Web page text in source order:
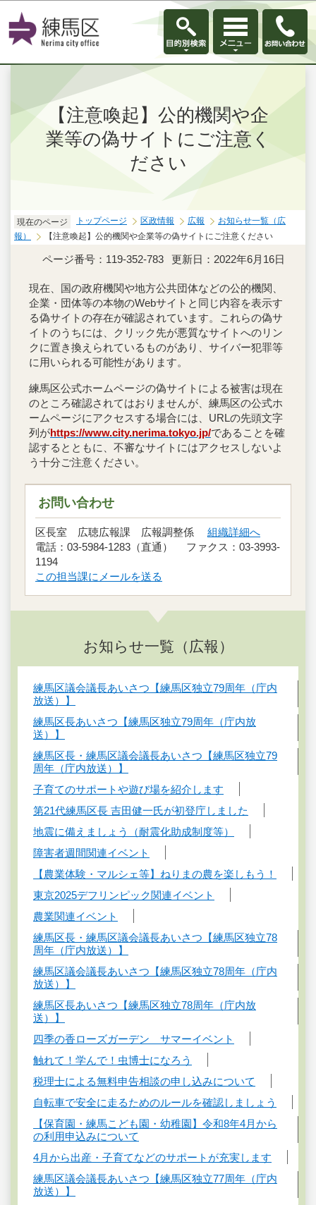
このページの本文へ移動
【注意喚起】公的機関や企
業等の偽サイトにご注意く
ださい
現在のページ トップページ 区政情報 広報
お知らせ一覧（広
報）
【注意喚起】公的機関や企業等の偽サイトにご注意ください
ページ番号：119-352-783 更新日：2022年6月16日
現在、国の政府機関や地方公共団体などの公的機関、
企業・団体等の本物のWebサイトと同じ内容を表示す
る偽サイトの存在が確認されています。これらの偽サ
イトのうちには、クリック先が悪質なサイトへのリン
クに置き換えられているものがあり、サイバー犯罪等
に用いられる可能性があります。
練馬区公式ホームページの偽サイトによる被害は現在
のところ確認されてはおりませんが、練馬区の公式ホ
ームページにアクセスする場合には、URLの先頭文字
列がhttps://www.city.nerima.tokyo.jp/であることを確
認するとともに、不審なサイトにはアクセスしないよ
う十分ご注意ください。
お問い合わせ
区長室 広聴広報課 広報調整係 組織詳細へ
電話：03-5984-1283（直通） ファクス：03-3993-
1194
この担当課にメールを送る
お知らせ一覧（広報）
練馬区議会議長あいさつ【練馬区独立79周年（庁内
放送）】
練馬区長あいさつ【練馬区独立79周年（庁内放
送）】
練馬区長・練馬区議会議長あいさつ【練馬区独立79
周年（庁内放送）】
子育てのサポートや遊び場を紹介します
第21代練馬区長 吉田健一氏が初登庁しました
地震に備えましょう（耐震化助成制度等）
障害者週間関連イベント
【農業体験・マルシェ等】ねりまの農を楽しもう！
東京2025デフリンピック関連イベント
農業関連イベント
練馬区長・練馬区議会議長あいさつ【練馬区独立78
周年（庁内放送）】
練馬区議会議長あいさつ【練馬区独立78周年（庁内
放送）】
練馬区長あいさつ【練馬区独立78周年（庁内放
送）】
四季の香ローズガーデン サマーイベント
触れて！学んで！虫博士になろう
税理士による無料申告相談の申し込みについて
自転車で安全に走るためのルールを確認しましょう
【保育園・練馬こども園・幼稚園】令和8年4月から
の利用申込みについて
4月から出産・子育てなどのサポートが充実します
練馬区議会議長あいさつ【練馬区独立77周年（庁内
放送）】